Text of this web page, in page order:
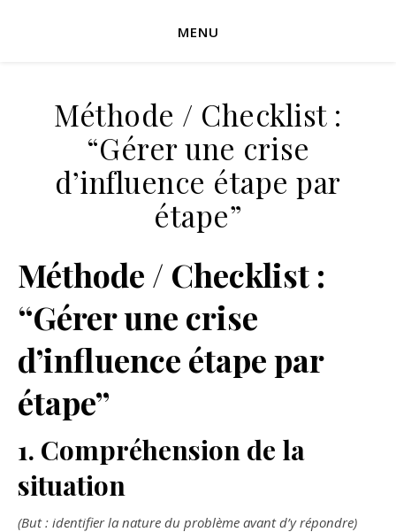
MENU
Méthode / Checklist :
“Gérer une crise
d’influence étape par
étape”
Méthode / Checklist :
“Gérer une crise
d’influence étape par
étape”
1. Compréhension de la
situation
(But : identifier la nature du problème avant d’y répondre)